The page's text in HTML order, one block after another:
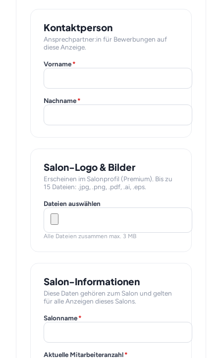
Kontaktperson
Ansprechpartner:in für Bewerbungen auf
diese Anzeige.
Vorname*
Nachname*
Salon-Logo & Bilder
Erscheinen im Salonprofil (Premium). Bis zu
15 Dateien: .jpg, .png, .pdf, .ai, .eps.
Dateien auswählen
Alle Dateien zusammen max. 3 MB
Salon-Informationen
Diese Daten gehören zum Salon und gelten
für alle Anzeigen dieses Salons.
Salonname*
Aktuelle Mitarbeiteranzahl*